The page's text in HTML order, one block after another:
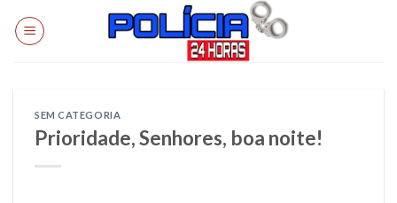
SEM CATEGORIA
Prioridade, Senhores, boa noite!